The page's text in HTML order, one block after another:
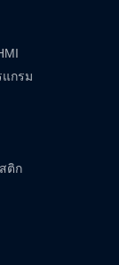
แกรม
ติก